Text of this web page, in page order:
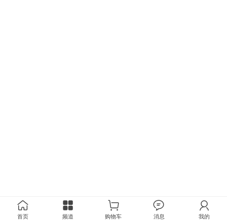
首页 频道 购物车 消息 我的